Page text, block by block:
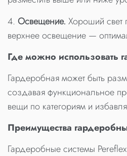
4. Освещение. Хороший свет
верхнее освещение —
Где можно использовать
Гардеробная может быть
создавая функциональное
вещи по категориям и
Преимущества
Гардеробные системы